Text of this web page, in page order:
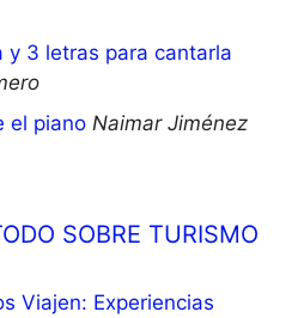
y 3 letras para cantarla
el piano Naimar Jiménez
SOBRE TURISMO
Viajen: Experiencias